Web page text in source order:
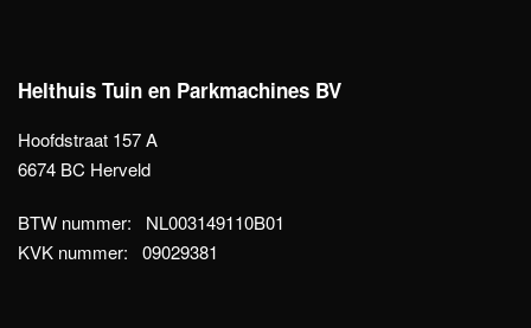
Helthuis Tuin en Parkmachines BV
Hoofdstraat 157 A
6674 BC Herveld
BTW nummer: NL003149110B01
KVK nummer: 09029381